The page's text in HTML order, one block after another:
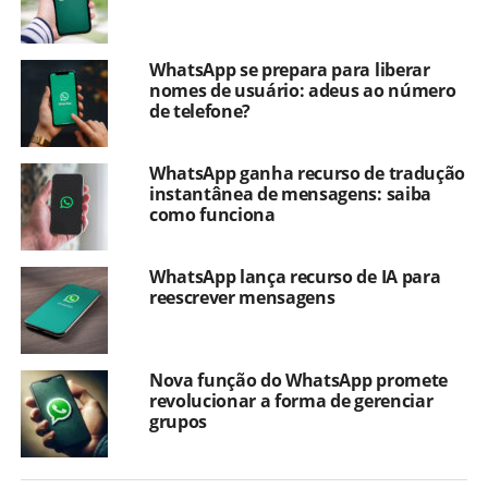
WhatsApp se prepara para liberar
nomes de usuário: adeus ao número
de telefone?
WhatsApp ganha recurso de tradução
instantânea de mensagens: saiba
como funciona
WhatsApp lança recurso de IA para
reescrever mensagens
Nova função do WhatsApp promete
revolucionar a forma de gerenciar
grupos